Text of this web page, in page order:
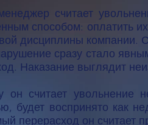
считает
способом: оплатить
дисциплины компании.
сразу стало
Наказание выглядит
он считает увольнение
будет воспринято как
перерасход он считает